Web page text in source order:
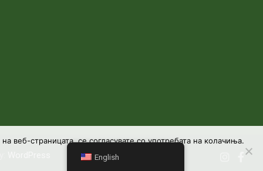
English
страницата, се согласувате со употребата на колачиња.